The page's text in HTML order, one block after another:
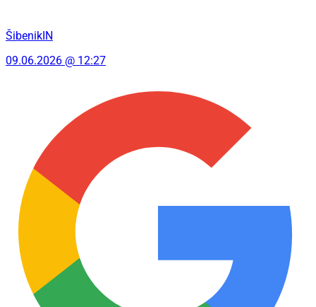
ŠibenikIN
09.06.2026 @ 12:27